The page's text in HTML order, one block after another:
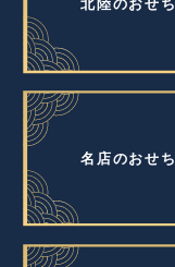
北陸のおせち
名店のおせち